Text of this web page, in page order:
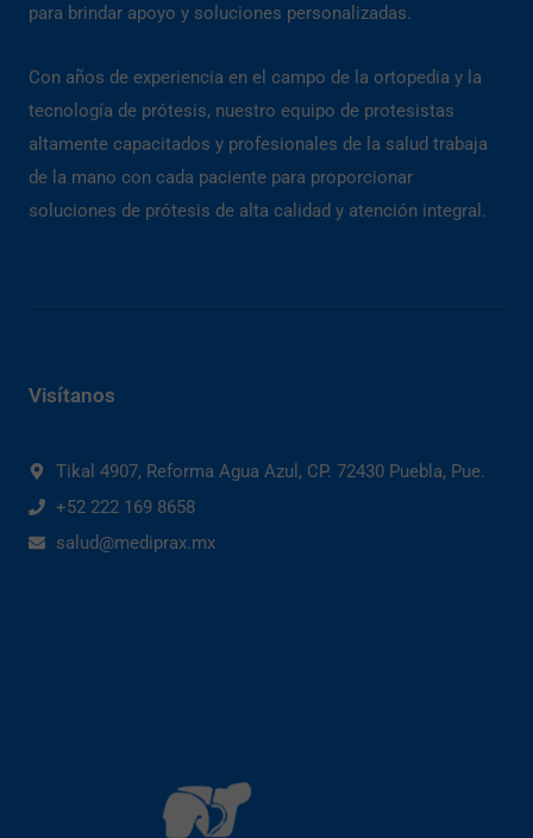
para brindar apoyo y soluciones personalizadas.
Con años de experiencia en el campo de la ortopedia y la
tecnología de prótesis, nuestro equipo de protesistas
altamente capacitados y profesionales de la salud trabaja
de la mano con cada paciente para proporcionar
soluciones de prótesis de alta calidad y atención integral.
Visítanos
Tikal 4907, Reforma Agua Azul, CP. 72430 Puebla, Pue.
+52 222 169 8658
salud@mediprax.mx